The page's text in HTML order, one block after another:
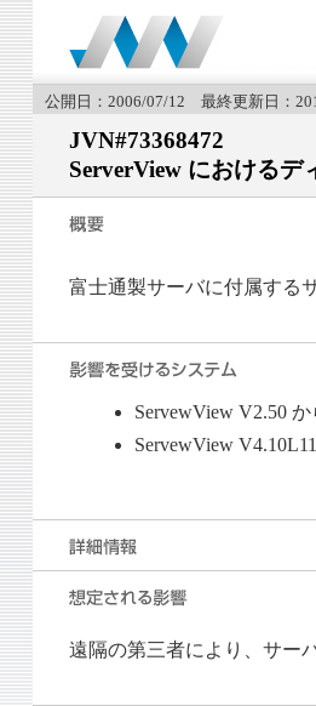
公開日：2006/07/12 最終更新日：
JVN#73368472
ServerView における
富士通製サーバに付属する
ServewView V2.50
ServewView
遠隔の第三者により、サー